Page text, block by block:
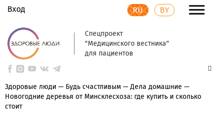
Вход RU BY
Спецпроект
"Медицинского вестника"
для пациентов
Здоровые люди — Будь счастливым —Дела домашние —
Новогодние деревья от Минсклесхоза: где купить и сколько
стоит